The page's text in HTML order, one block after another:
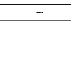
---